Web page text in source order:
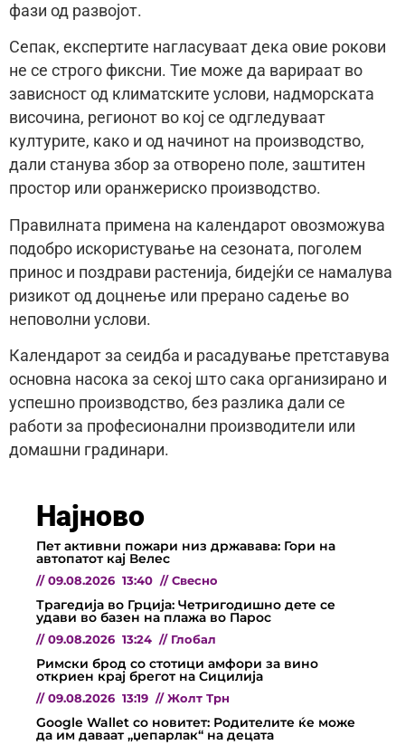
фази од развојот.
Сепак, експертите нагласуваат дека овие рокови
не се строго фиксни. Тие може да варираат во
зависност од климатските услови, надморската
височина, регионот во кој се одгледуваат
културите, како и од начинот на производство,
дали станува збор за отворено поле, заштитен
простор или оранжериско производство.
Правилната примена на календарот овозможува
подобро искористување на сезоната, поголем
принос и поздрави растенија, бидејќи се намалува
ризикот од доцнење или прерано садење во
неповолни услови.
Календарот за сеидба и расадување претставува
основна насока за секој што сака организирано и
успешно производство, без разлика дали се
работи за професионални производители или
домашни градинари.
Најново
Пет активни пожари низ државава: Гори на
автопатот кај Велес
// 09.08.2026 13:40 // Свесно
Трагедија во Грција: Четригодишно дете се
удави во базен на плажа во Парос
// 09.08.2026 13:24 // Глобал
Римски брод со стотици амфори за вино
откриен крај брегот на Сицилија
// 09.08.2026 13:19 // Жолт Трн
Google Wallet со новитет: Родителите ќе може
да им даваат „џепарлак“ на децата